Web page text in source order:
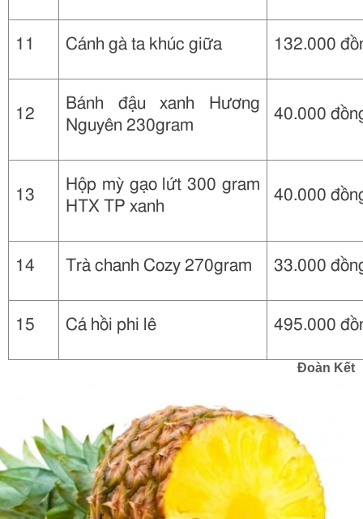
11 Cánh gà ta khúc giữa 132.000
12
Bánh đậu xanh Hương
Nguyên 230gram
40.000
13
Hộp mỳ gạo lứt 300 gram
HTX TP xanh
40.000
14 Trà chanh Cozy 270gram 33.000
15 Cá hồi phi lê 495.000
Đoàn Kết